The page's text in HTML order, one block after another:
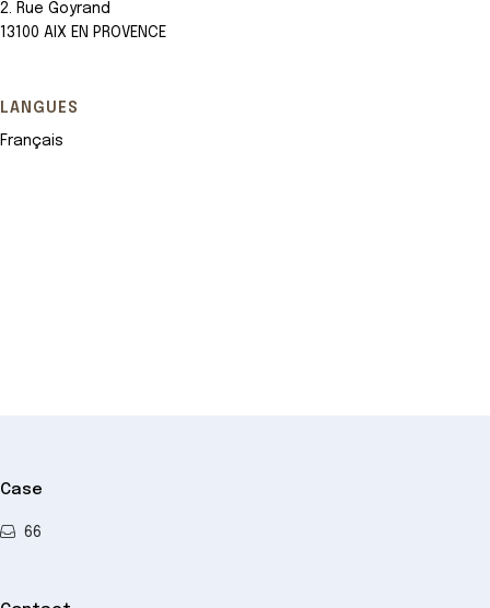
2. Rue Goyrand
13100 AIX EN PROVENCE
LANGUES
Français
Case
66